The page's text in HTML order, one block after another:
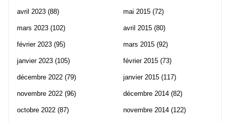
avril 2023 (88)
mars 2023 (102)
février 2023 (95)
janvier 2023 (105)
décembre 2022 (79)
novembre 2022 (96)
octobre 2022 (87)
mai 2015 (72)
avril 2015 (80)
mars 2015 (92)
février 2015 (73)
janvier 2015 (117)
décembre 2014 (82)
novembre 2014 (122)